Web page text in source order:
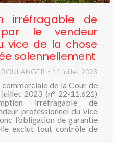
irréfragable de
par le vendeur
vice de la chose
solennellement
11 juillet 2023
de la Cour de
2023 (n° 22-11.621)
irréfragable de
professionnel du vice
l’obligation de garantie
exclut tout contrôle de